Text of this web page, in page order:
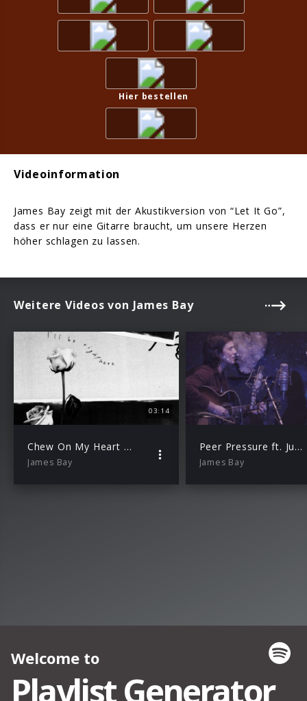
Hier bestellen
Videoinformation
James Bay zeigt mit der Akustikversion von “Let It Go”,
dass er nur eine Gitarre braucht, um unsere Herzen
höher schlagen zu lassen.
Weitere Videos von James Bay
03:14
Chew On My Heart (Lyric Video)
James Bay
Peer Pressure ft. Julia Michaels
James Bay